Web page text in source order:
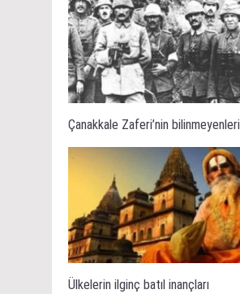
Çanakkale Zaferi’nin bilinmeyenleri
Ülkelerin ilginç batıl inançları